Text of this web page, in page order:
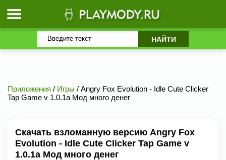
Приложения / Игры / Angry Fox Evolution - Idle Cute Clicker
Tap Game v 1.0.1a Мод много денег
Скачать взломанную версию Angry Fox
Evolution - Idle Cute Clicker Tap Game v
1.0.1a Мод много денег